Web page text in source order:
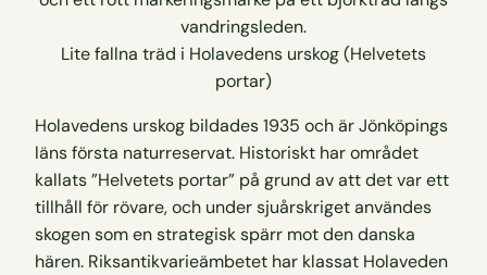
Lite fallna träd i Holavedens urskog (Helvetets
portar)
Holavedens urskog bildades 1935 och är Jönköpings
läns första naturreservat. Historiskt har området
kallats ”Helvetets portar” på grund av att det var ett
tillhåll för rövare, och under sjuårskriget användes
skogen som en strategisk spärr mot den danska
hären. Riksantikvarieämbetet har klassat Holaveden